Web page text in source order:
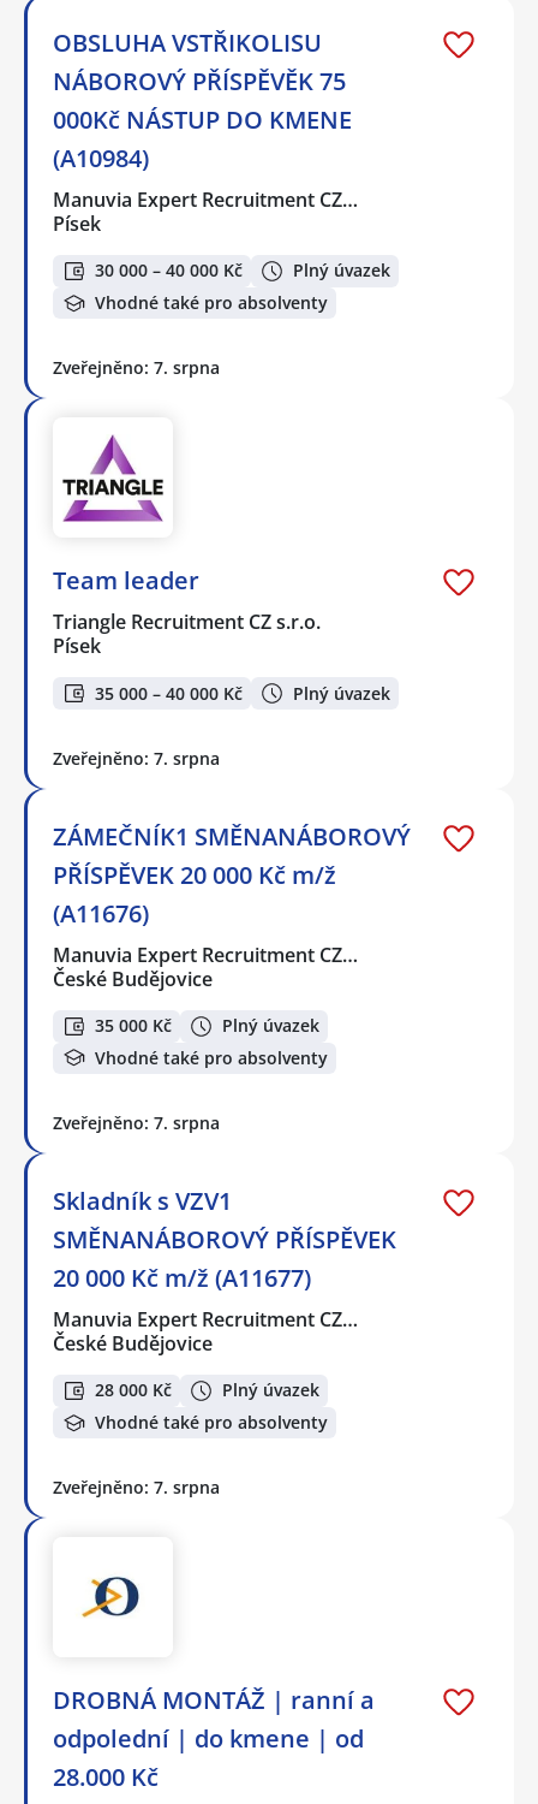
OBSLUHA VSTŘIKOLISU
NÁBOROVÝ PŘÍSPĚVĚK 75
000Kč NÁSTUP DO KMENE
(A10984)
Manuvia Expert Recruitment CZ…
Písek
30 000 – 40 000 Kč
Plný úvazek
Vhodné také pro absolventy
Zveřejněno: 7. srpna
Team leader
Triangle Recruitment CZ s.r.o.
Písek
35 000 – 40 000 Kč Plný úvazek
Zveřejněno: 7. srpna
ZÁMEČNÍK1 SMĚNANÁBOROVÝ
PŘÍSPĚVEK 20 000 Kč m/ž
(A11676)
Manuvia Expert Recruitment CZ…
České Budějovice
35 000 Kč
Plný úvazek
Vhodné také pro absolventy
Zveřejněno: 7. srpna
Skladník s VZV1
SMĚNANÁBOROVÝ PŘÍSPĚVEK
20 000 Kč m/ž (A11677)
Manuvia Expert Recruitment CZ…
České Budějovice
28 000 Kč
Plný úvazek
Vhodné také pro absolventy
Zveřejněno: 7. srpna
DROBNÁ MONTÁŽ | ranní a
odpolední | do kmene | od
28.000 Kč